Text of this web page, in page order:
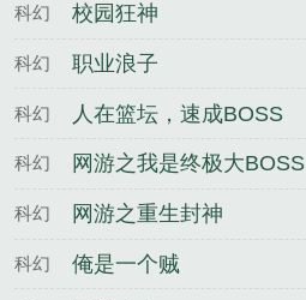
科幻 校园狂神
科幻 职业浪子
科幻 人在篮坛，速成BOSS
科幻 网游之我是终极大BOSS
科幻 网游之重生封神
科幻 俺是一个贼